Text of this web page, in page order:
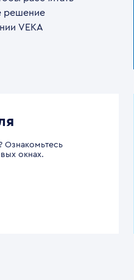
решение
VEKA
Ознакомьтесь
окнах.